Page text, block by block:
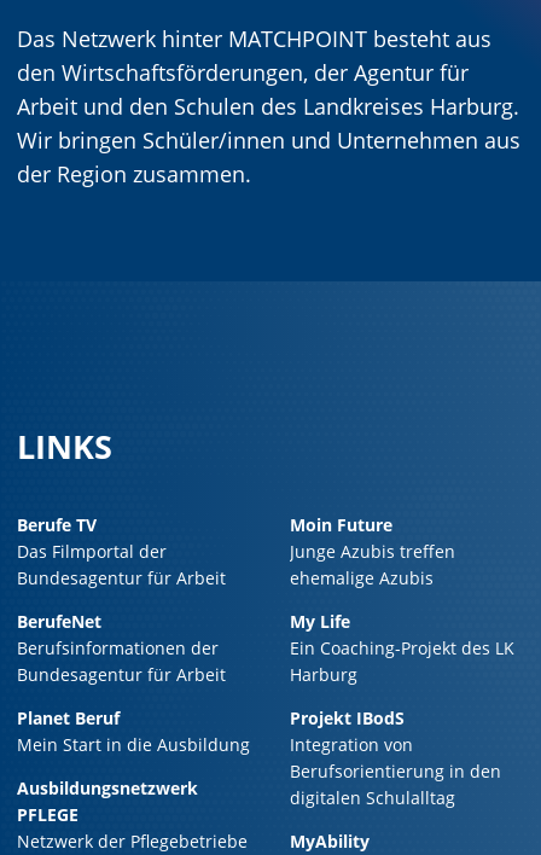
Das Netzwerk hinter MATCHPOINT besteht aus
den Wirtschaftsförderungen, der Agentur für
Arbeit und den Schulen des Landkreises Harburg.
Wir bringen Schüler/innen und Unternehmen aus
der Region zusammen.
LINKS
Berufe TV
Das Filmportal der
Bundesagentur für Arbeit
BerufeNet
Berufsinformationen der
Bundesagentur für Arbeit
Planet Beruf
Mein Start in die Ausbildung
Ausbildungsnetzwerk
PFLEGE
Netzwerk der Pflegebetriebe
Moin Future
Junge Azubis treffen
ehemalige Azubis
My Life
Ein Coaching-Projekt des LK
Harburg
Projekt IBodS
Integration von
Berufsorientierung in den
digitalen Schulalltag
MyAbility